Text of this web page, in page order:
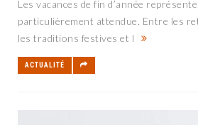
Les vacances de fin d’année
particulièrement attendue. Entre les
les traditions festives et l
ACTUALITÉ